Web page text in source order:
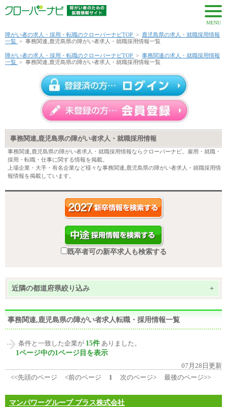
MENU
障がい者の求人・採用・転職のクローバーナビTOP > 鹿児島県の求人・就職採用情報
一覧 > 事務関連,鹿児島県の障がい者求人・就職採用情報一覧
障がい者の求人・採用・転職のクローバーナビTOP > 事務関連の求人・就職採用情報
一覧 > 事務関連,鹿児島県の障がい者求人・就職採用情報一覧
事務関連,鹿児島県の障がい者求人・就職採用情報
事務関連,鹿児島県の障がい者求人・就職採用情報ならクローバーナビ。雇用・就職・
採用・転職・仕事に関する情報を掲載。
上場企業・大手・有名企業など様々な事務関連,鹿児島県の障がい者求人・就職採用情
報情報を掲載しています。
既卒者可の新卒求人も検索する
近隣の都道府県絞り込み +
事務関連,鹿児島県の障がい者求人転職・採用情報一覧
条件と一致した企業が 15件 ありました。
1ページ中の1ページ目を表示
07月28日更新
<<先頭のページ
<前のページ 1 次のページ> 最後のページ>>
マンパワーグループ プラス株式会社